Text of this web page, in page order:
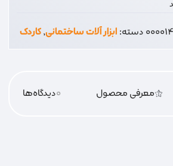
دسته:ابزار آلات ساختمانی,کاردک
معرفی محصول 0دیدگاه‌‌ها